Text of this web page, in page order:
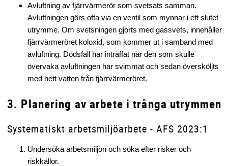
Avluftning av fjärrvärmerör som svetsats samman.
Avluftningen görs ofta via en ventil som mynnar i ett slutet
utrymme. Om svetsningen gjorts med gassvets, innehåller
fjärrvärmeröret koloxid, som kommer ut i samband med
avluftning. Dödsfall har inträffat när den som skulle
övervaka avluftningen har svimmat och sedan översköljts
med hett vatten från fjärrvärmeröret.
3. Planering av arbete i trånga utrymmen
Systematiskt arbetsmiljöarbete - AFS 2023:1
Undersöka arbetsmiljön och söka efter risker och
riskkällor.